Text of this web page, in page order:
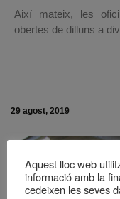
Així mateix, les
obertes de dilluns a
29 agost, 2019
Aquest lloc web
informació amb la
cedeixen les seves